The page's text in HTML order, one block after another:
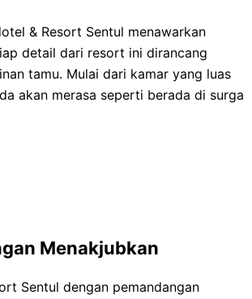
& Resort Sentul menawarkan
detail dari resort ini dirancang
tamu. Mulai dari kamar yang luas
akan merasa seperti berada di surga
Menakjubkan
Sentul dengan pemandangan